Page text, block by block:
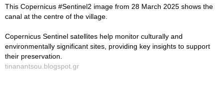
This Copernicus #Sentinel2 image from 28 March 2025 shows the
canal at the centre of the village.
Copernicus Sentinel satellites help monitor culturally and
environmentally significant sites, providing key insights to support
their preservation.
tinanantsou.blogspot.gr